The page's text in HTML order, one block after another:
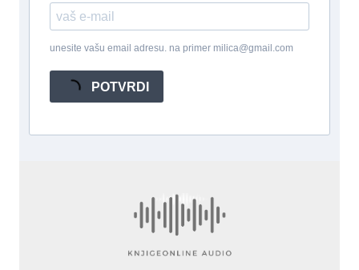
unesite vašu email adresu. na primer milica@gmail.com
POTVRDI